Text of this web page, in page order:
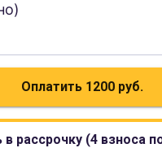
Оплатить 1200 руб.
в рассрочку (4 взноса